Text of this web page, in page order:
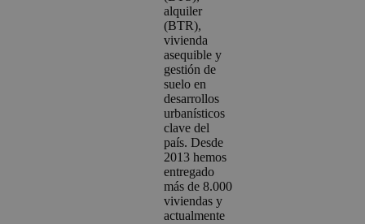
alquiler
(BTR),
vivienda
asequible y
gestión de
suelo en
desarrollos
urbanísticos
clave del
país. Desde
2013 hemos
entregado
más de 8.000
viviendas y
actualmente